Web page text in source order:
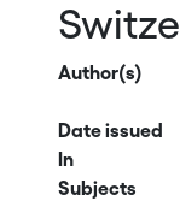
Author(s)
Date issued
In
Subjects